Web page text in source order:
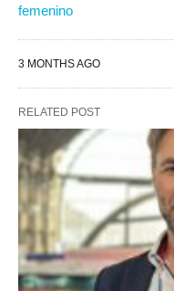
femenino
3 MONTHS AGO
RELATED POST